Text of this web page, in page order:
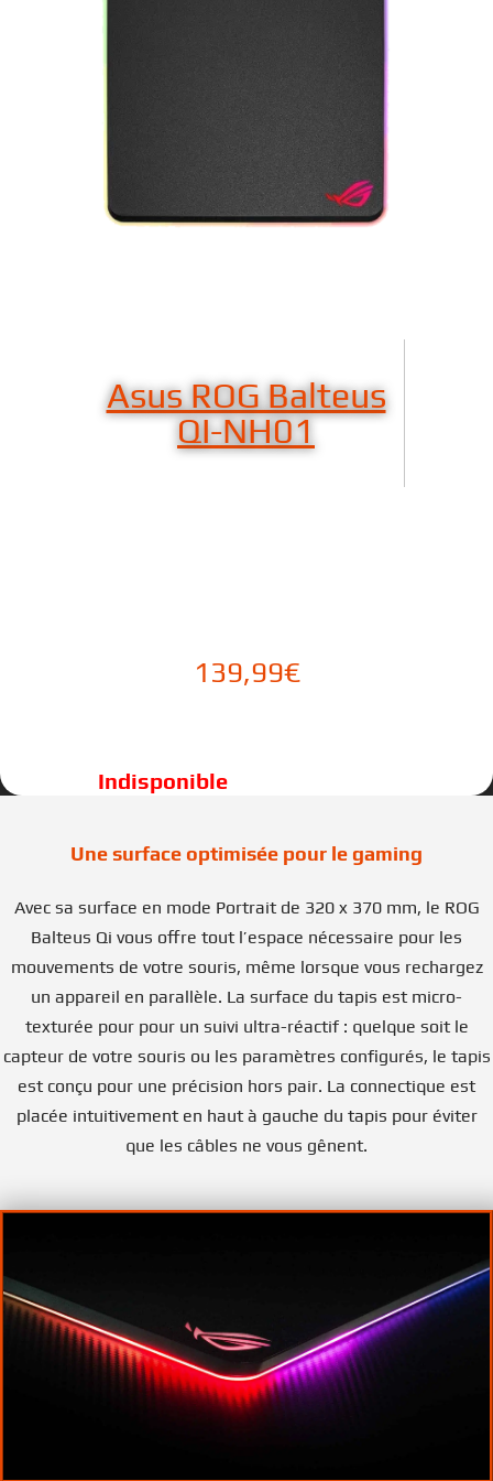
Asus ROG Balteus
QI-NH01
139,99€
Une surface optimisée pour le gaming
Avec sa surface en mode Portrait de 320 x 370 mm, le ROG
Balteus Qi vous offre tout l’espace nécessaire pour les
mouvements de votre souris, même lorsque vous rechargez
un appareil en parallèle. La surface du tapis est micro-
texturée pour pour un suivi ultra-réactif : quelque soit le
capteur de votre souris ou les paramètres configurés, le tapis
est conçu pour une précision hors pair. La connectique est
placée intuitivement en haut à gauche du tapis pour éviter
que les câbles ne vous gênent.